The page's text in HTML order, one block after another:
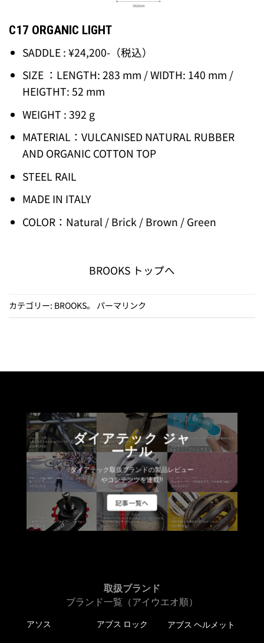
C17 ORGANIC LIGHT
SADDLE : ¥24,200-（税込）
SIZE ：LENGTH: 283 mm / WIDTH: 140 mm /
HEIGTHT: 52 mm
WEIGHT : 392 g
MATERIAL：VULCANISED NATURAL RUBBER
AND ORGANIC COTTON TOP
STEEL RAIL
MADE IN ITALY
COLOR：Natural / Brick / Brown / Green
BROOKS トップへ
カテゴリー: BROOKS。 パーマリンク
ダイアテック ジャ
ーナル
ダイアテック取扱ブランドの製品レビュー
やコンテンツを連載!!
記事一覧へ
取扱ブランド
ブランド一覧（アイウエオ順）
アソス アブス ロック アブス ヘルメット